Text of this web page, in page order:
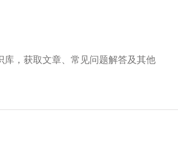
库，获取文章、常见问题解答及其他